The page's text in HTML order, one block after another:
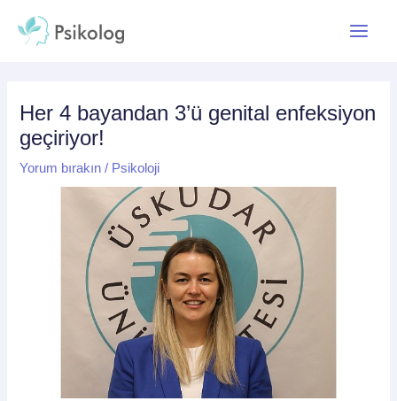
atla
Her 4 bayandan 3’ü genital enfeksiyon
geçiriyor!
Yorum bırakın / Psikoloji
dolaşımı